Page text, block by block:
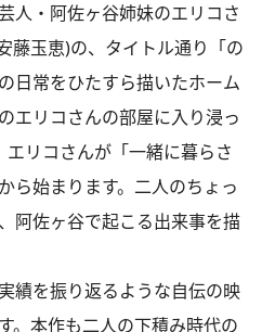
人・阿佐ヶ谷姉妹のエリコさ
藤玉恵)の、タイトル通り「の
日常をひたすら描いたホーム
エリコさんの部屋に入り浸っ
リコさんが「一緒に暮らさ
ら始まります。二人のちょっ
阿佐ヶ谷で起こる出来事を描
績を振り返るような自伝の映
。本作も二人の下積み時代の